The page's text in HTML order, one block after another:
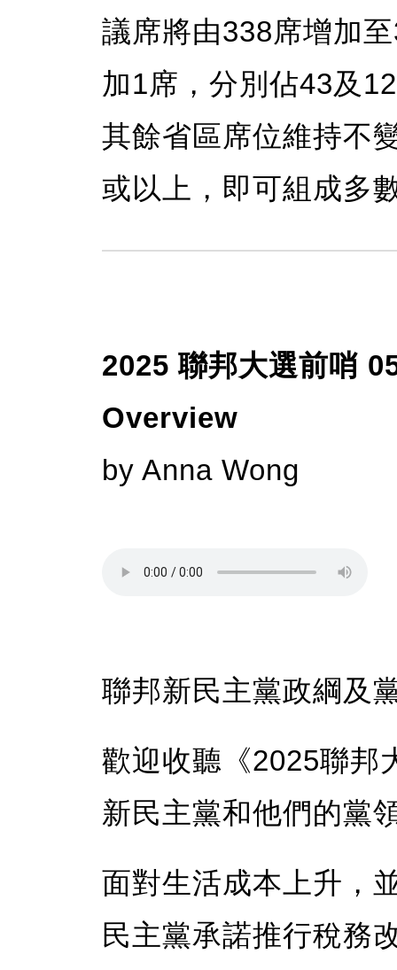
議席將由338席增加
加1席，分別佔43及
其餘省區席位維持不
或以上，即可組成多
2025 聯邦大選前哨
Overview
by Anna Wong
聯邦新民主黨政綱及
歡迎收聽《2025聯邦
新民主黨和他們的黨
面對生活成本上升，
民主黨承諾推行稅務